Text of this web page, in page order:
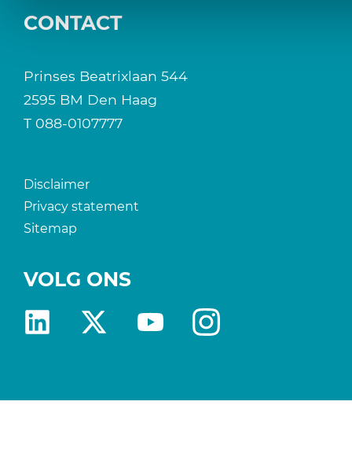
CONTACT
Prinses Beatrixlaan 544
2595 BM Den Haag
T 088-0107777
Disclaimer
Privacy statement
Sitemap
VOLG ONS